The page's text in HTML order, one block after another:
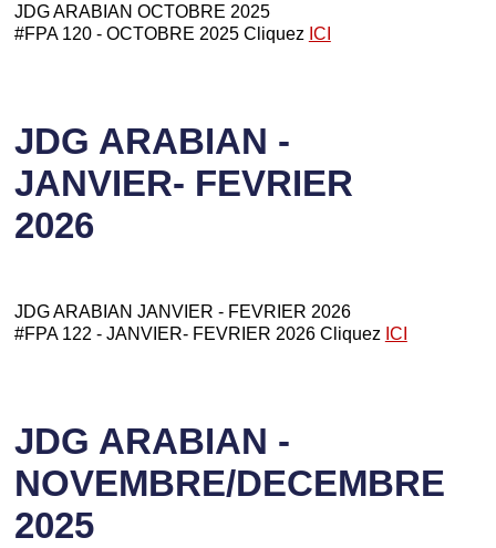
JDG ARABIAN OCTOBRE 2025
#FPA 120 - OCTOBRE 2025 Cliquez ICI
JDG ARABIAN -
JANVIER- FEVRIER
2026
JDG ARABIAN JANVIER - FEVRIER 2026
#FPA 122 - JANVIER- FEVRIER 2026 Cliquez ICI
JDG ARABIAN -
NOVEMBRE/DECEMBRE
2025